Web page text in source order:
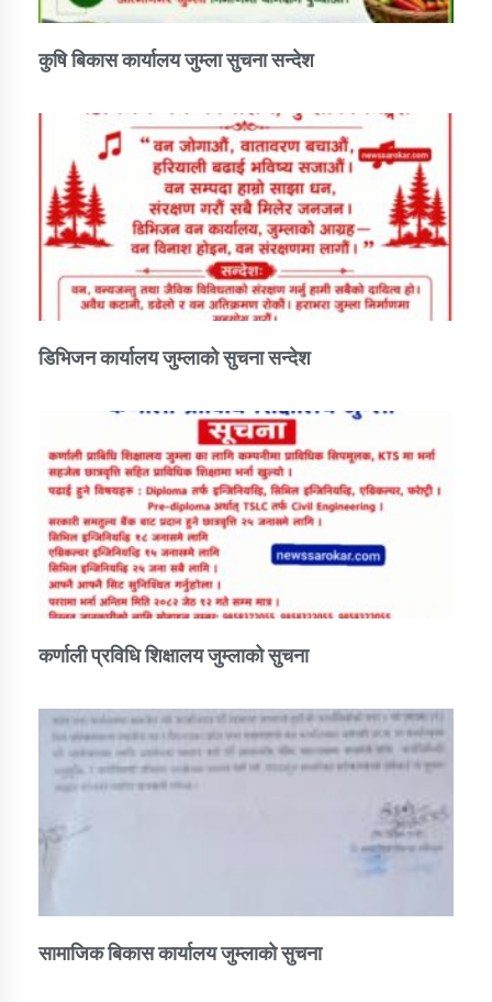
कर्णाली प्राविधि शिक्षालय जुम्लाको सुचना
तातोपानी गाउँपालिकाको न्यायिक समिति सम्बन्धी सन्देश
तातोपानी गाउँपालिका जुम्लाको महिला तथा लैङ्गिक हिंसा
सन्देश
तातोपानी गाउँपालिका जुम्लाको बालविवाह सन्देश
कुषि बिकास कार्यालय जुम्ला सुचना सन्देश
डिभिजन कार्यालय जुम्लाको सुचना सन्देश
कर्णाली प्रविधि शिक्षालय जुम्लाको सुचना
सामाजिक बिकास कार्यालय जुम्लाकाे सुचना